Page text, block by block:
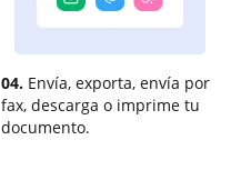
04. Envía, exporta, envía por
fax, descarga o imprime tu
documento.